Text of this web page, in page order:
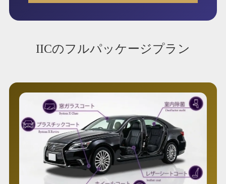
IICのフルパッケージプラン